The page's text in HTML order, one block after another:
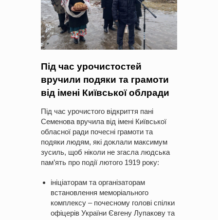
Під час урочистостей
вручили подяки та грамоти
від імені Київської облради
Під час урочистого відкриття пані
Семенова вручила від імені Київської
обласної ради почесні грамоти та
подяки людям, які доклали максимум
зусиль, щоб ніколи не згасла людська
пам’ять про події лютого 1919 року:⠀
ініціаторам та організаторам
встановлення меморіального
комплексу – почесному голові спілки
офіцерів України Євгену Лупакову та